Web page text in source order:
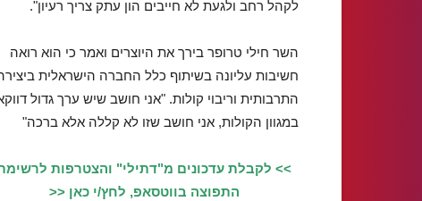
לקהל רחב ולגעת לא חייבים הון עתק צריך רעיון".
השר חילי טרופר בירך את היוצרים ואמר כי הוא רואה
חשיבות עליונה בשיתוף כלל החברה הישראלית
התרבותית וריבוי קולות. "אני חושב שיש ערך גדול
במגוון הקולות, אני חושב שזו לא קללה אלא ברכה"
>> לקבלת עדכונים מ"דתילי" והצטרפות
התפוצה בווטסאפ, לחץ/י כאן <<